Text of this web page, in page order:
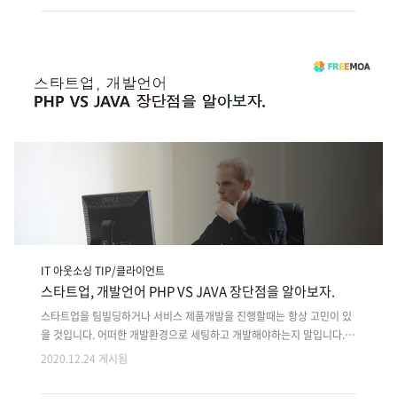
에서 생존을 위해 새로운 도전을 시도하는 사람들이 많다는 것을 알 수 있
앱을 개발하거나 모바일 웹사이트를 구축하는 일도 모두 IT 기술에 해당
하니까요. ​ 하지만 모든 기업들이 개발자 인력이 준비되어있진 않습니다.
특히 이제 막 시작한 스타트업은 안정적으로 운영하기도 버..
IT 아웃소싱 TIP/클라이언트
스타트업, 개발언어 PHP VS JAVA 장단점을 알아보자.
스타트업을 팀빌딩하거나 서비스 제품개발을 진행할때는 항상 고민이 있
을 것입니다. 어떠한 개발환경으로 세팅하고 개발해야하는지 말입니다.
CEO 입장에서는 사내 개발자말을 듣는것도 당연하겠지만, IT기술 스타트
야 좋습니다. 실제로 IT 관련 경험이 없는 CEO가 많이 겪고 있는 고충이
2020.12.24 게시됨